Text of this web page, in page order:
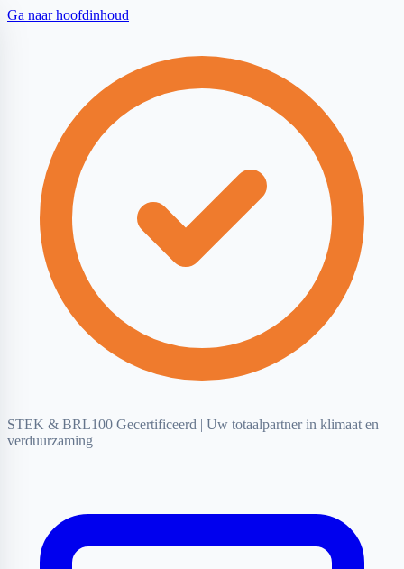
Ga naar hoofdinhoud
STEK & BRL100 Gecertificeerd | Uw totaalpartner in klimaat en
verduurzaming